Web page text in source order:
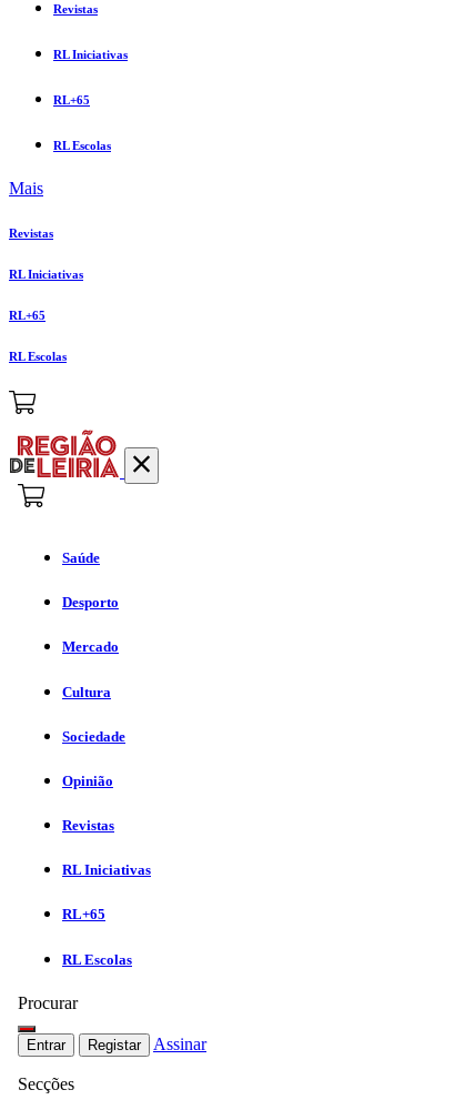
Revistas
RL Iniciativas
RL+65
RL Escolas
Mais
Revistas
RL Iniciativas
RL+65
RL Escolas
Saúde
Desporto
Mercado
Cultura
Sociedade
Opinião
Revistas
RL Iniciativas
RL+65
RL Escolas
Procurar
Entrar Registar Assinar
Secções